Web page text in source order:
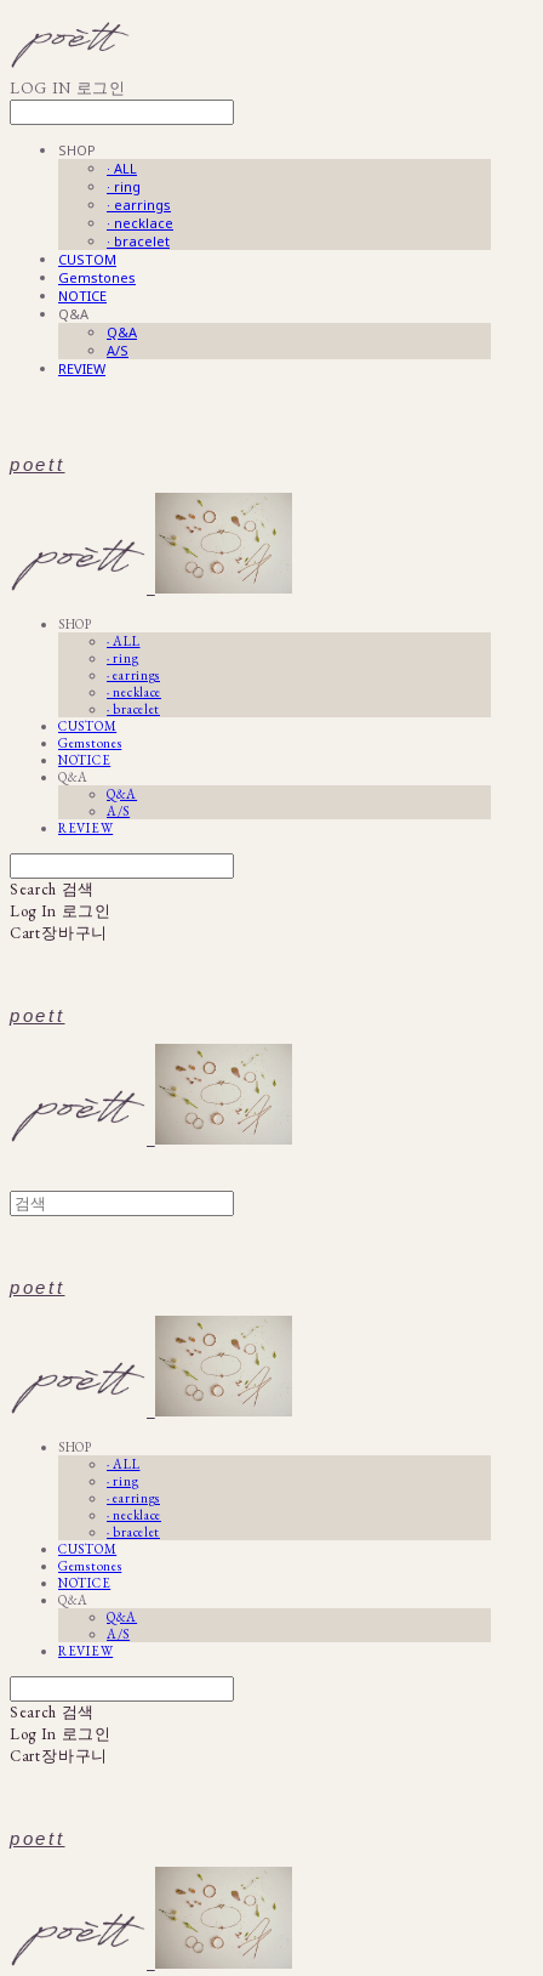
LOG IN 로그인
SHOP
· ALL
· ring
· earrings
· necklace
· bracelet
CUSTOM
Gemstones
NOTICE
Q&A
Q&A
A/S
REVIEW
poett
SHOP
· ALL
· ring
· earrings
· necklace
· bracelet
CUSTOM
Gemstones
NOTICE
Q&A
Q&A
A/S
REVIEW
Search 검색
Log In 로그인
Cart장바구니
poett
poett
SHOP
· ALL
· ring
· earrings
· necklace
· bracelet
CUSTOM
Gemstones
NOTICE
Q&A
Q&A
A/S
REVIEW
Search 검색
Log In 로그인
Cart장바구니
poett